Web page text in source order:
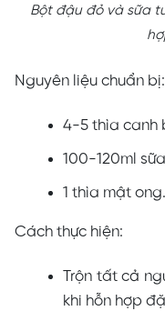
Bột đậu đỏ và sữa
Nguyên liệu chuẩn bị:
4-5 thìa canh
100-120ml
1 thìa mật ong.
Cách thực hiện:
Trộn tất cả
khi hỗn hợp